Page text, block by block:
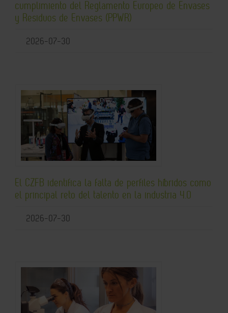
cumplimiento del Reglamento Europeo de Envases
y Residuos de Envases (PPWR)
2026-07-30
El CZFB identifica la falta de perfiles híbridos como
el principal reto del talento en la industria 4.0
2026-07-30